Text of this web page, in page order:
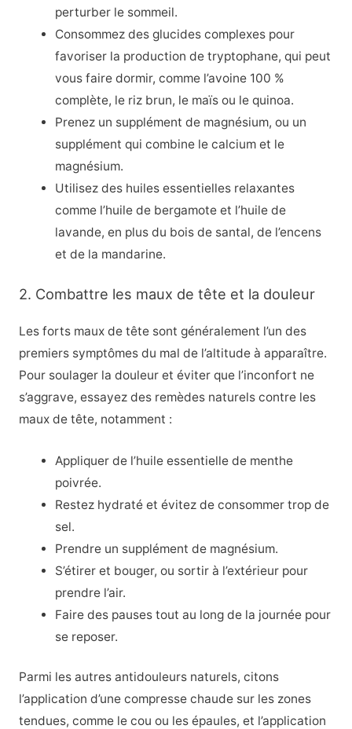
perturber le sommeil.
Consommez des glucides complexes pour
favoriser la production de tryptophane, qui peut
vous faire dormir, comme l’avoine 100 %
complète, le riz brun, le maïs ou le quinoa.
Prenez un supplément de magnésium, ou un
supplément qui combine le calcium et le
magnésium.
Utilisez des huiles essentielles relaxantes
comme l’huile de bergamote et l’huile de
lavande, en plus du bois de santal, de l’encens
et de la mandarine.
2. Combattre les maux de tête et la douleur
Les forts maux de tête sont généralement l’un des
premiers symptômes du mal de l’altitude à apparaître.
Pour soulager la douleur et éviter que l’inconfort ne
s’aggrave, essayez des remèdes naturels contre les
maux de tête, notamment :
Appliquer de l’huile essentielle de menthe
poivrée.
Restez hydraté et évitez de consommer trop de
sel.
Prendre un supplément de magnésium.
S’étirer et bouger, ou sortir à l’extérieur pour
prendre l’air.
Faire des pauses tout au long de la journée pour
se reposer.
Parmi les autres antidouleurs naturels, citons
l’application d’une compresse chaude sur les zones
tendues, comme le cou ou les épaules, et l’application